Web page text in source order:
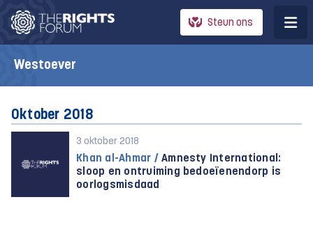
Steun ons
Westoever
Oktober 2018
3 oktober 2018
Khan al-Ahmar / Amnesty International:
sloop en ontruiming bedoeïenendorp is
oorlogsmisdaad